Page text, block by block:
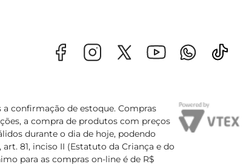
confirmação de estoque. Compras
a compra de produtos com preços
durante o dia de hoje, podendo
81, inciso II (Estatuto da Criança e do
para as compras on-line é de R$